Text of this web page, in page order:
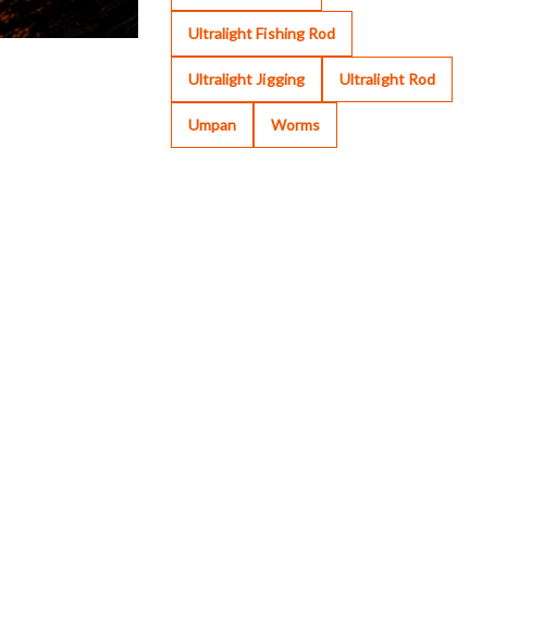
Ultralight Fishing Rod
Ultralight Jigging Ultralight Rod
Umpan Worms